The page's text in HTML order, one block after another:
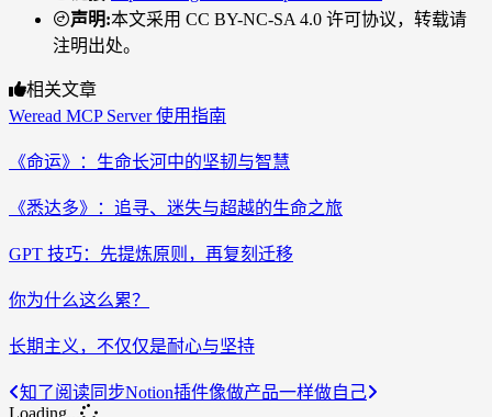
声明:本文采用 CC BY-NC-SA 4.0 许可协议，转载请
注明出处。
相关文章
Weread MCP Server 使用指南
《命运》：生命长河中的坚韧与智慧
《悉达多》：追寻、迷失与超越的生命之旅
GPT 技巧：先提炼原则，再复刻迁移
你为什么这么累？
长期主义，不仅仅是耐心与坚持
知了阅读同步Notion插件像做产品一样做自己
Loading...